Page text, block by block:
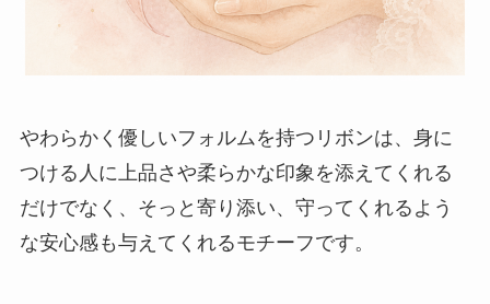
やわらかく優しいフォルムを持つリボンは、身に
つける人に上品さや柔らかな印象を添えてくれる
だけでなく、そっと寄り添い、守ってくれるよう
な安心感も与えてくれるモチーフです。